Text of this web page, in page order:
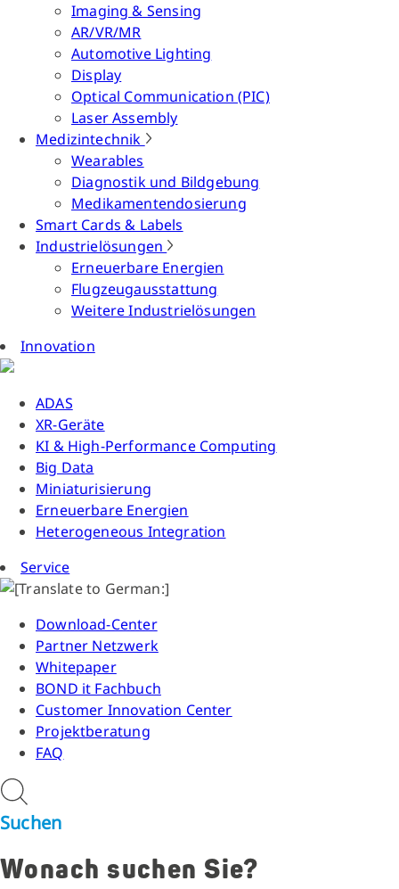
Imaging & Sensing
AR/VR/MR
Automotive Lighting
Display
Optical Communication (PIC)
Laser Assembly
Medizintechnik
Wearables
Diagnostik und Bildgebung
Medikamentendosierung
Smart Cards & Labels
Industrielösungen
Erneuerbare Energien
Flugzeugausstattung
Weitere Industrielösungen
Innovation
ADAS
XR-Geräte
KI & High-Performance Computing
Big Data
Miniaturisierung
Erneuerbare Energien
Heterogeneous Integration
Service
Download-Center
Partner Netzwerk
Whitepaper
BOND it Fachbuch
Customer Innovation Center
Projektberatung
FAQ
Suchen
Wonach suchen Sie?